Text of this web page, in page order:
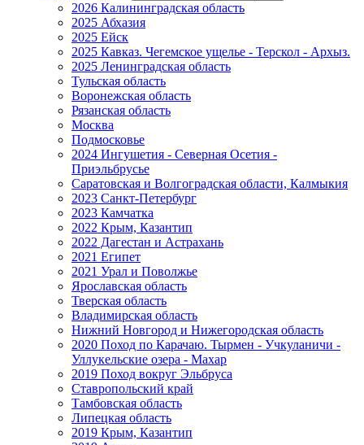
2026 Калининградская область
2025 Абхазия
2025 Ейск
2025 Кавказ. Чегемское ущелье - Терскол - Архыз.
2025 Ленинградская область
Тульская область
Воронежская область
Рязанская область
Москва
Подмосковье
2024 Ингушетия - Северная Осетия -
Приэльбрусье
Саратовская и Волгоградская области, Калмыкия
2023 Санкт-Петербург
2023 Камчатка
2022 Крым, Казантип
2022 Дагестан и Астрахань
2021 Египет
2021 Урал и Поволжье
Ярославская область
Тверская область
Владимирская область
Нижний Новгород и Нижегородская область
2020 Поход по Карачаю. Тырмен - Учкуланичи -
Уллукельские озера - Махар
2019 Поход вокруг Эльбруса
Ставропольский край
Тамбовская область
Липецкая область
2019 Крым, Казантип